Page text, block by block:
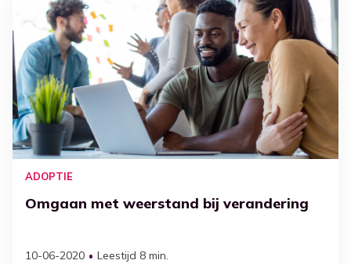
ADOPTIE
Omgaan met weerstand bij verandering
10-06-2020 Leestijd 8 min.